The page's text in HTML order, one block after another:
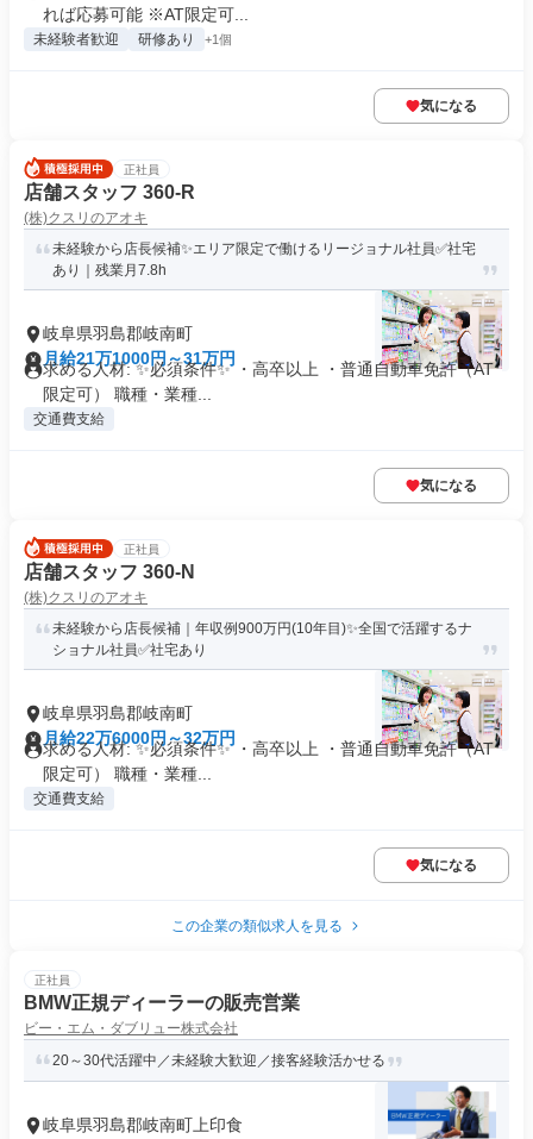
れば応募可能 ※AT限定可...
未経験者歓迎 研修あり +1個
気になる
正社員
店舗スタッフ 360-R
(株)クスリのアオキ
未経験から店長候補✨エリア限定で働けるリージョナル社員✅社宅
あり｜残業月7.8h
岐阜県羽島郡岐南町
月給21万1000円～31万円
求める人材: ✨必須条件✨ ・高卒以上 ・普通自動車免許（AT
限定可） 職種・業種...
交通費支給
気になる
正社員
店舗スタッフ 360-N
(株)クスリのアオキ
未経験から店長候補｜年収例900万円(10年目)✨全国で活躍するナ
ショナル社員✅社宅あり
岐阜県羽島郡岐南町
月給22万6000円～32万円
求める人材: ✨必須条件✨ ・高卒以上 ・普通自動車免許（AT
限定可） 職種・業種...
交通費支給
気になる
この企業の類似求人を見る
正社員
BMW正規ディーラーの販売営業
ビー・エム・ダブリュー株式会社
20～30代活躍中／未経験大歓迎／接客経験活かせる
岐阜県羽島郡岐南町上印食